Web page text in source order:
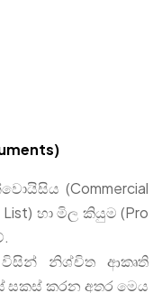
(Commercial
හා මිල කියුම (Pro
නිශ්චිත ආකෘති
සකස් කරන අතර මෙය